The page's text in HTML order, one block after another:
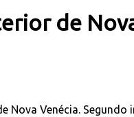
de
Venécia. Segundo